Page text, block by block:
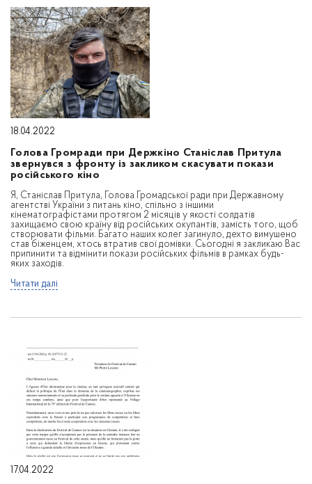
18.04.2022
Голова Громради при Держкіно Станіслав Притула
звернувся з фронту із закликом скасувати покази
російського кіно
Я, Станіслав Притула, Голова Громадської ради при Державному
агентстві України з питань кіно, спільно з іншими
кінематографістами протягом 2 місяців у якості солдатів
захищаємо свою країну від російських окупантів, замість того, щоб
створювати фільми. Багато наших колег загинуло, дехто вимушено
став біженцем, хтось втратив свої домівки. Сьогодні я закликаю Вас
припинити та відмінити покази російських фільмів в рамках будь-
яких заходів.
Читати далі
17.04.2022